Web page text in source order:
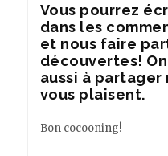
Vous pourrez
dans les
et nous faire
découvertes!
aussi à
vous plaisent.
Bon cocooning!